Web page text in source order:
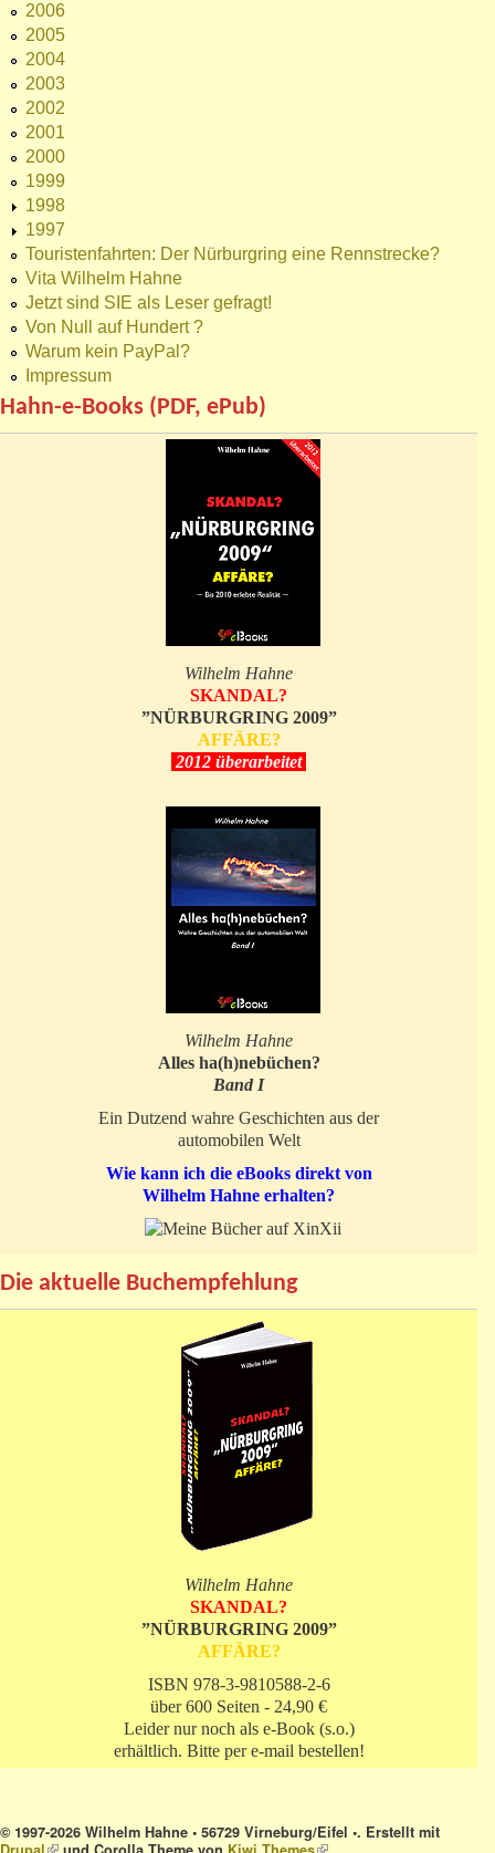
2006
2005
2004
2003
2002
2001
2000
1999
1998
1997
Touristenfahrten: Der Nürburgring eine Rennstrecke?
Vita Wilhelm Hahne
Jetzt sind SIE als Leser gefragt!
Von Null auf Hundert ?
Warum kein PayPal?
Impressum
Hahn-e-Books (PDF, ePub)
Wilhelm Hahne
SKANDAL?
”NÜRBURGRING 2009”
AFFÄRE?
2012 überarbeitet
Wilhelm Hahne
Alles ha(h)nebüchen?
Band I
Ein Dutzend wahre Geschichten aus der
automobilen Welt
Wie kann ich die eBooks direkt von
Wilhelm Hahne erhalten?
Die aktuelle Buchempfehlung
Wilhelm Hahne
SKANDAL?
”NÜRBURGRING 2009”
AFFÄRE?
ISBN 978-3-9810588-2-6
über 600 Seiten - 24,90 €
Leider nur noch als e-Book (s.o.)
erhältlich. Bitte per e-mail bestellen!
© 1997-2026 Wilhelm Hahne • 56729 Virneburg/Eifel •. Erstellt mit